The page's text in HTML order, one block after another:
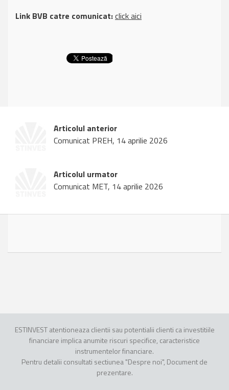
Link BVB catre comunicat:click aici
Articolul anterior
Comunicat PREH, 14 aprilie 2026
Articolul urmator
Comunicat MET, 14 aprilie 2026
ESTINVEST atentioneaza clientii sau potentialii clienti ca investitiile
financiare implica anumite riscuri specifice, caracteristice
instrumentelor financiare.
Pentru detalii consultati sectiunea "Despre noi", Document de
prezentare.